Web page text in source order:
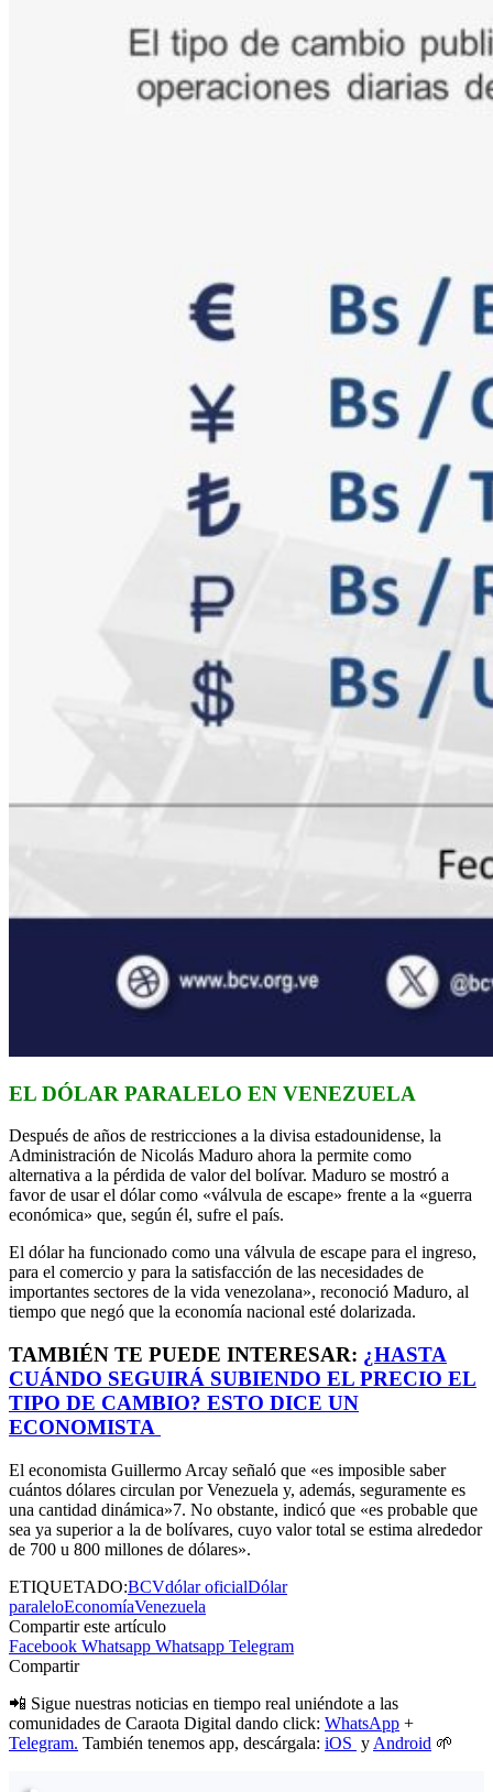
EL DÓLAR PARALELO EN VENEZUELA
Después de años de restricciones a la divisa estadounidense, la
Administración de Nicolás Maduro ahora la permite como
alternativa a la pérdida de valor del bolívar. Maduro se mostró a
favor de usar el dólar como «válvula de escape» frente a la «guerra
económica» que, según él, sufre el país.
El dólar ha funcionado como una válvula de escape para el ingreso,
para el comercio y para la satisfacción de las necesidades de
importantes sectores de la vida venezolana», reconoció Maduro, al
tiempo que negó que la economía nacional esté dolarizada.
TAMBIÉN TE PUEDE INTERESAR: ¿HASTA
CUÁNDO SEGUIRÁ SUBIENDO EL PRECIO EL
TIPO DE CAMBIO? ESTO DICE UN
ECONOMISTA
El economista Guillermo Arcay señaló que «es imposible saber
cuántos dólares circulan por Venezuela y, además, seguramente es
una cantidad dinámica»7. No obstante, indicó que «es probable que
sea ya superior a la de bolívares, cuyo valor total se estima alrededor
de 700 u 800 millones de dólares».
ETIQUETADO:BCVdólar oficialDólar
paraleloEconomíaVenezuela
Compartir este artículo
Facebook Whatsapp Whatsapp Telegram
Compartir
📲 Sigue nuestras noticias en tiempo real uniéndote a las
comunidades de Caraota Digital dando click: WhatsApp +
Telegram. También tenemos app, descárgala: iOS y Android 🌱